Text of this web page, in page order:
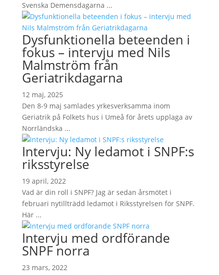
Svenska Demensdagarna ...
Dysfunktionella beteenden i
fokus – intervju med Nils
Malmström från
Geriatrikdagarna
12 maj, 2025
Den 8-9 maj samlades yrkesverksamma inom
Geriatrik på Folkets hus i Umeå för årets upplaga av
Norrländska ...
Intervju: Ny ledamot i SNPF:s
riksstyrelse
19 april, 2022
Vad är din roll i SNPF? Jag är sedan årsmötet i
februari nytillträdd ledamot i Riksstyrelsen för SNPF.
Här ...
Intervju med ordförande
SNPF norra
23 mars, 2022